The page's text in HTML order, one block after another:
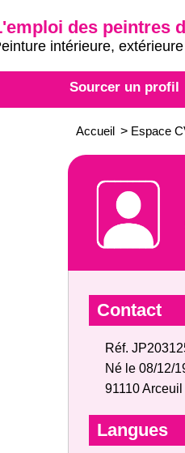
des peintres
intérieure,
Sourcer un profil
Accueil > Espace
Contact
Réf.
Né le 08/12/
91110 Arceuil
Langues